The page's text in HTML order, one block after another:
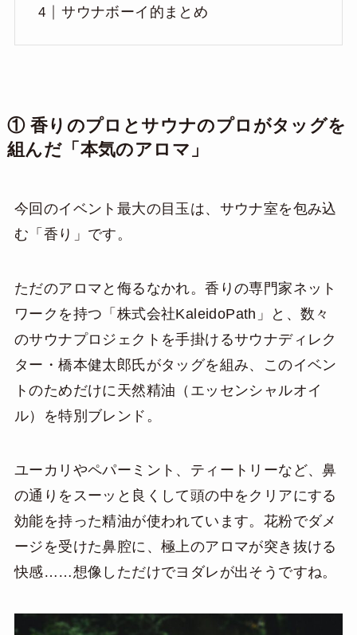
サウナボーイ的まとめ
① 香りのプロとサウナのプロがタッグを
組んだ「本気のアロマ」
今回のイベント最大の目玉は、サウナ室を包み込
む「香り」です。
ただのアロマと侮るなかれ。香りの専門家ネット
ワークを持つ「株式会社KaleidoPath」と、数々
のサウナプロジェクトを手掛けるサウナディレク
ター・橋本健太郎氏がタッグを組み、このイベン
トのためだけに天然精油（エッセンシャルオイ
ル）を特別ブレンド。
ユーカリやペパーミント、ティートリーなど、鼻
の通りをスーッと良くして頭の中をクリアにする
効能を持った精油が使われています。花粉でダメ
ージを受けた鼻腔に、極上のアロマが突き抜ける
快感……想像しただけでヨダレが出そうですね。